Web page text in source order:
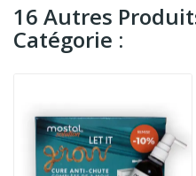
16 Autres
Catégorie :